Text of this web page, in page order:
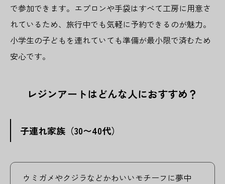
で参加できます。エプロンや手袋はすべて工房に用意さ
れているため、旅行中でも気軽に予約できるのが魅力。
小学生の子どもを連れていても準備が最小限で済むため
安心です。
レジンアートはどんな人におすすめ？
子連れ家族（30〜40代）
ウミガメやクジラなどかわいいモチーフに夢中